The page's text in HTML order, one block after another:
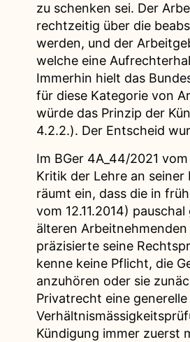
zu schenken sei. Der
rechtzeitig über die
werden, und der
welche eine
Immerhin hielt das
für diese Kategorie von
würde das Prinzip der
4.2.2.). Der Entscheid
Im BGer 4A_44/2021
Kritik der Lehre an
räumt ein, dass die in
vom 12.11.2014)
älteren
präzisierte seine
kenne keine Pflicht, die
anzuhören oder sie
Privatrecht eine
Kündigung immer zuerst